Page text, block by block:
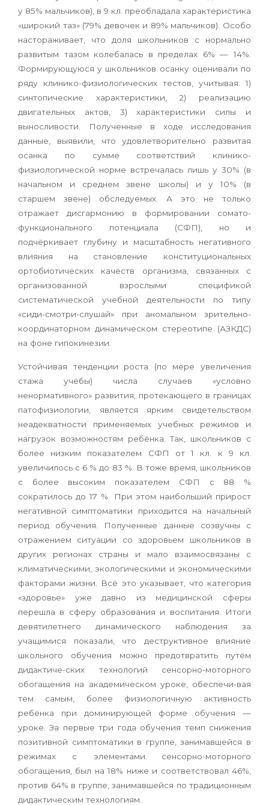
у 85% мальчиков), в 9 кл. преобладала характеристика
«широкий таз» (79% девочек и 89% мальчиков). Особо
настораживает, что доля школьников с нормально
развитым тазом колебалась в пределах 6% — 14%.
Формирующуюся у школьников осанку оценивали по
ряду клинико-физиологических тестов, учитывая: 1)
синтопические характеристики, 2) реализацию
двигательных актов, 3) характеристики силы и
выносливости. Полученные в ходе исследования
данные, выявили, что удовлетворительно развитая
осанка по сумме соответствий клинико-
физиологической норме встречалась лишь у 30% (в
начальном и среднем звене школы) и у 10% (в
старшем звене) обследуемых. А это не только
отражает дисгармонию в формировании сомато-
функционального потенциала (СФП), но и
подчёркивает глубину и масштабность негативного
влияния на становление конституциональных
ортобиотических качеств организма, связанных с
организованной взрослыми спецификой
систематической учебной деятельности по типу
«сиди-смотри-слушай» при аномальном зрительно-
координаторном динамическом стереотипе (АЗКДС)
на фоне гипокинезии.
Устойчивая тенденции роста (по мере увеличения
стажа учёбы) числа случаев «условно
ненормативного» развития, протекающего в границах
патофизиологии, является ярким свидетельством
неадекватности применяемых учебных режимов и
нагрузок возможностям ребёнка. Так, школьников с
более низким показателем СФП от 1 кл. к 9 кл.
увеличилось с 6 % до 83 %. В тоже время, школьников
с более высоким показателем СФП с 88 %
сократилось до 17 %. При этом наибольший прирост
негативной симптоматики приходится на начальный
период обучения. Полученные данные созвучны с
отражением ситуации со здоровьем школьников в
других регионах страны и мало взаимосвязаны с
климатическими, экологическими и экономическими
факторами жизни. Всё это указывает, что категория
«здоровье» уже давно из медицинской сферы
перешла в сферу образования и воспитания. Итоги
девятилетнего динамического наблюдения за
учащимися показали, что деструктивное влияние
школьного обучения можно предотвратить путём
дидактиче-ских технологий сенсорно-моторного
обогащения на академическом уроке, обеспечи-вая
тем самым, более физиологичную активность
ребёнка при доминирующей форме обучения —
уроке. За первые три года обучения темп снижения
позитивной симптоматики в группе, занимавшейся в
режимах с элементами сенсорно-моторного
обогащения, был на 18% ниже и соответствовал 46%,
против 64% в группе, занимавшейся по традиционным
дидактическим технологиям.